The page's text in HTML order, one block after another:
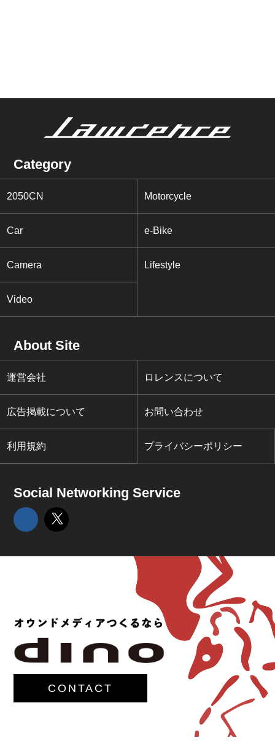
Category
2050CN Motorcycle
Car e-Bike
Camera Lifestyle
Video
About Site
運営会社 ロレンスについて
広告掲載について お問い合わせ
利用規約 プライバシーポリシー
Social Networking Service
CONTACT